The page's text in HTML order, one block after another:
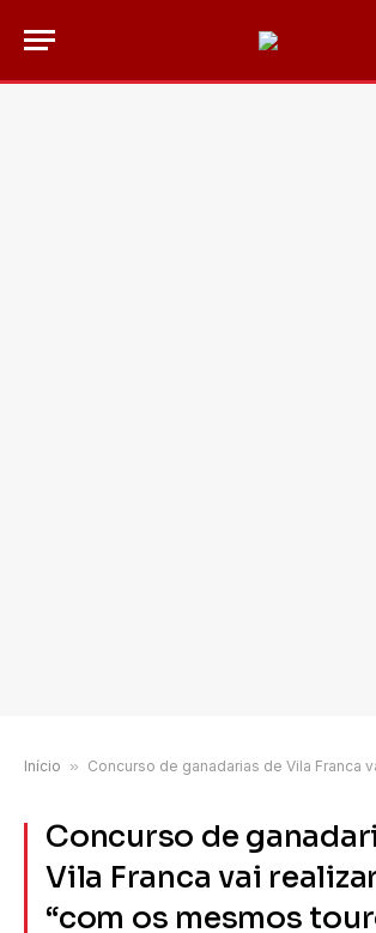
Início » Concurso de ganadarias de Vila Franca vai realizar-se “com os mesmos touros e
Concurso de
Vila Franca vai
“com os mesmos